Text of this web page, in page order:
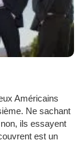
Américains
Ne sachant
ils essayent
est un